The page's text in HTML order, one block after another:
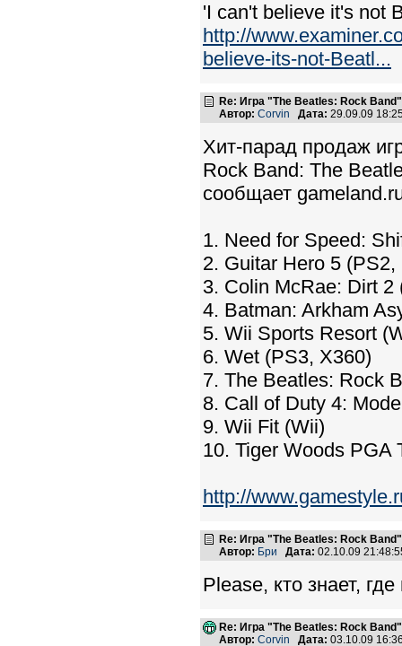
'I can't believe it's not
http://
believe-its-not-Beatl...
Re: Игра "The Beatles: Rock Band"
Автор: Corvin Дата: 29.09.09
Хит-парад продаж
Rock Band: The
сообщает
1. Need for Speed:
2. Guitar Hero 5
3. Colin McRae: Dirt
4. Batman: Arkham
5. Wii Sports Resort
6. Wet (PS3, X360)
7. The Beatles: Rock
8. Call of Duty 4:
9. Wii Fit (Wii)
10. Tiger Woods PGA
http://
Re: Игра "The Beatles: Rock Band"
Автор: Бри Дата: 02.10.09
Please, кто знает,
Re: Игра "The Beatles: Rock Band"
Автор: Corvin Дата: 03.10.09